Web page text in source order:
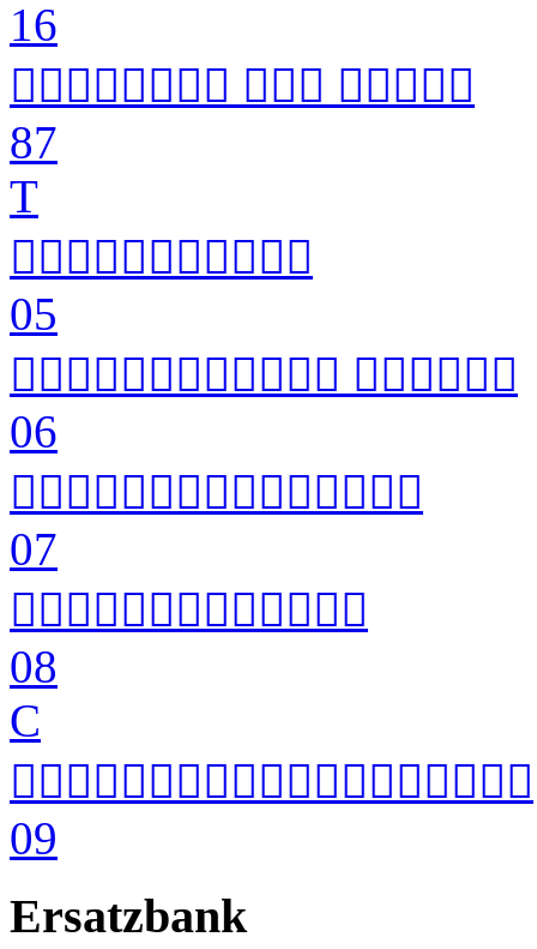
16
  
87
T

05
 
06

07

08
C

09
Ersatzbank